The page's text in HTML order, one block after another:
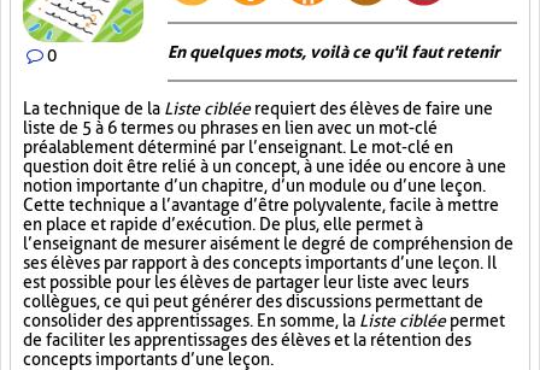
0 En quelques mots, voilà ce qu'il faut retenir
La technique de la Liste cibléerequiert des élèves de faire une
liste de 5 à 6 termes ou phrases en lien avec un mot-clé
préalablement déterminé par l’enseignant. Le mot-clé en
question doit être relié à un concept, à une idée ou encore à une
notion importante d’un chapitre, d’un module ou d’une leçon.
Cette technique a l’avantage d’être polyvalente, facile à mettre
en place et rapide d’exécution. De plus, elle permet à
l’enseignant de mesurer aisément le degré de compréhension de
ses élèves par rapport à des concepts importants d’une leçon. Il
est possible pour les élèves de partager leur liste avec leurs
collègues, ce qui peut générer des discussions permettant de
consolider des apprentissages. En somme, la Liste cibléepermet
de faciliter les apprentissages des élèves et la rétention des
concepts importants d’une leçon.